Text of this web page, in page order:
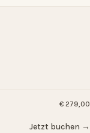
€ 279,00
Jetzt buchen →